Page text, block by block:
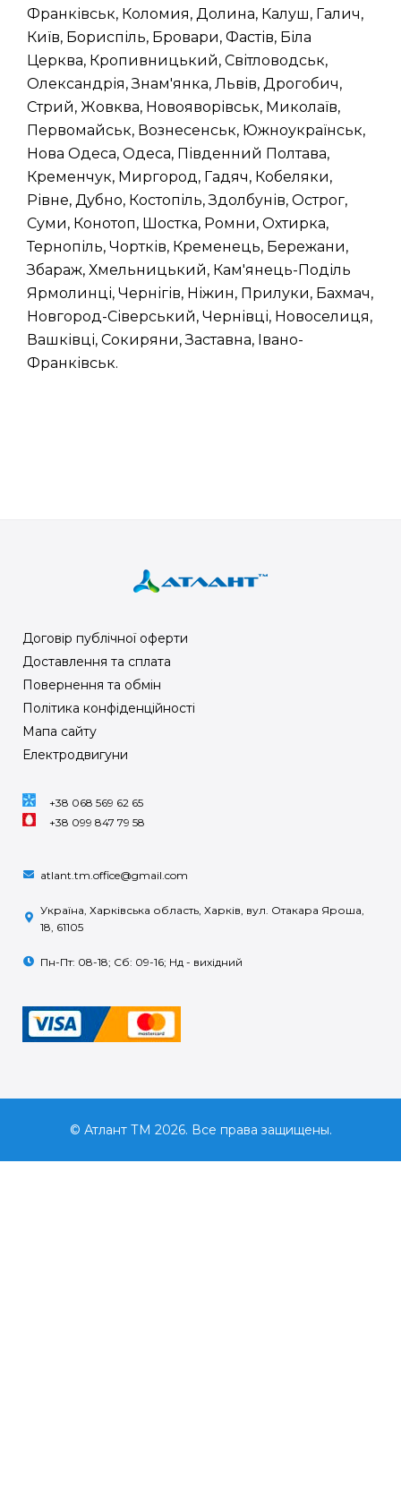
Франківськ, Коломия, Долина, Калуш, Галич,
Київ, Бориспіль, Бровари, Фастів, Біла
Церква, Кропивницький, Світловодськ,
Олександрія, Знам'янка, Львів, Дрогобич,
Стрий, Жовква, Новояворівськ, Миколаїв,
Первомайськ, Вознесенськ, Южноукраїнськ,
Нова Одеса, Одеса, Південний Полтава,
Кременчук, Миргород, Гадяч, Кобеляки,
Рівне, Дубно, Костопіль, Здолбунів, Острог,
Суми, Конотоп, Шостка, Ромни, Охтирка,
Тернопіль, Чортків, Кременець, Бережани,
Збараж, Хмельницький, Кам'янець-Поділь
Ярмолинці, Чернігів, Ніжин, Прилуки, Бахмач,
Новгород-Сіверський, Чернівці, Новоселиця,
Вашківці, Сокиряни, Заставна, Івано-
Франківськ.
Договір публічної оферти
Доставлення та сплата
Повернення та обмін
Політика конфіденційності
Мапа сайту
Електродвигуни
+38 068 569 62 65
+38 099 847 79 58
atlant.tm.office@gmail.com
Україна, Харківська область, Харків, вул. Отакара Яроша,
18, 61105
Пн-Пт: 08-18; Сб: 09-16; Нд - вихідний
© Атлант ТМ 2026. Все права защищены.